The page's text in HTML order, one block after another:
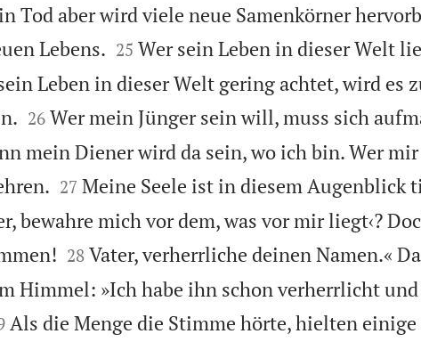
Tod aber wird viele neue Samenkörner
Lebens.
25 Wer sein Leben in dieser Welt
Leben in dieser Welt gering achtet, wird es

26 Wer mein Jünger sein will, muss sich
mein Diener wird da sein, wo ich bin. Wer

27 Meine Seele ist in diesem Augenblick
bewahre mich vor dem, was vor mir liegt‹?

28 Vater, verherrliche deinen Namen.«
Himmel: »Ich habe ihn schon verherrlicht und
Als die Menge die Stimme hörte, hielten